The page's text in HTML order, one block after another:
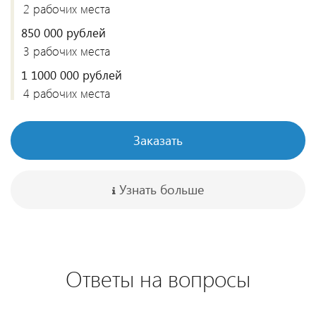
2 рабочих места
850 000 рублей
3 рабочих места
1 1000 000 рублей
4 рабочих места
Заказать
Узнать больше
Ответы на вопросы